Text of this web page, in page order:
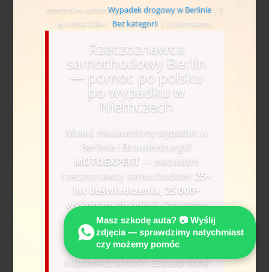
utworzone przezWypadek drogowy w Berlinie| 9
grudnia 2024| Bez kategorii| 0 Comments
Rzeczoznawca
samochodowy Berlin
— pomoc po polsku
po wypadku w
Niemczech
Miałeś niezawiniony wypadek w
Berlinie i Brandenburgii?
MOTOEXPERT — niezależni
rzeczoznawcy samochodowi: 25+
lat doświadczenia, 25 000+
wykonanych opinii. Oględziny
na miejscu (A10, A100, A113).
Przy szkodzie z OC sprawcy i
jednoznacznej
odpowiedzialności uzasadnione
Masz szkodę auta? 📷 Wyślij
zdjęcia — sprawdzimy natychmiast
czy możemy pomóc